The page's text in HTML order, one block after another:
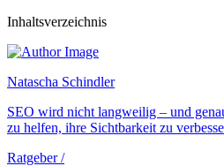
Inhaltsverzeichnis
Natascha Schindler
SEO wird nicht langweilig – und
zu helfen, ihre Sichtbarkeit zu
Ratgeber /